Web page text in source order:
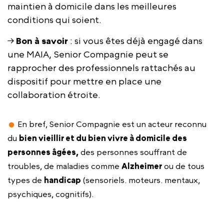
maintien à domicile dans les meilleures
conditions qui soient.
→ Bon à savoir : si vous êtes déjà engagé dans
une MAIA, Senior Compagnie peut se
rapprocher des professionnels rattachés au
dispositif pour mettre en place une
collaboration étroite.
En bref, Senior Compagnie est un acteur reconnu
du bien vieillir et du bien vivre à domicile des
personnes âgées, des personnes souffrant de
troubles, de maladies comme Alzheimer ou de tous
types de handicap (sensoriels. moteurs. mentaux,
psychiques, cognitifs).